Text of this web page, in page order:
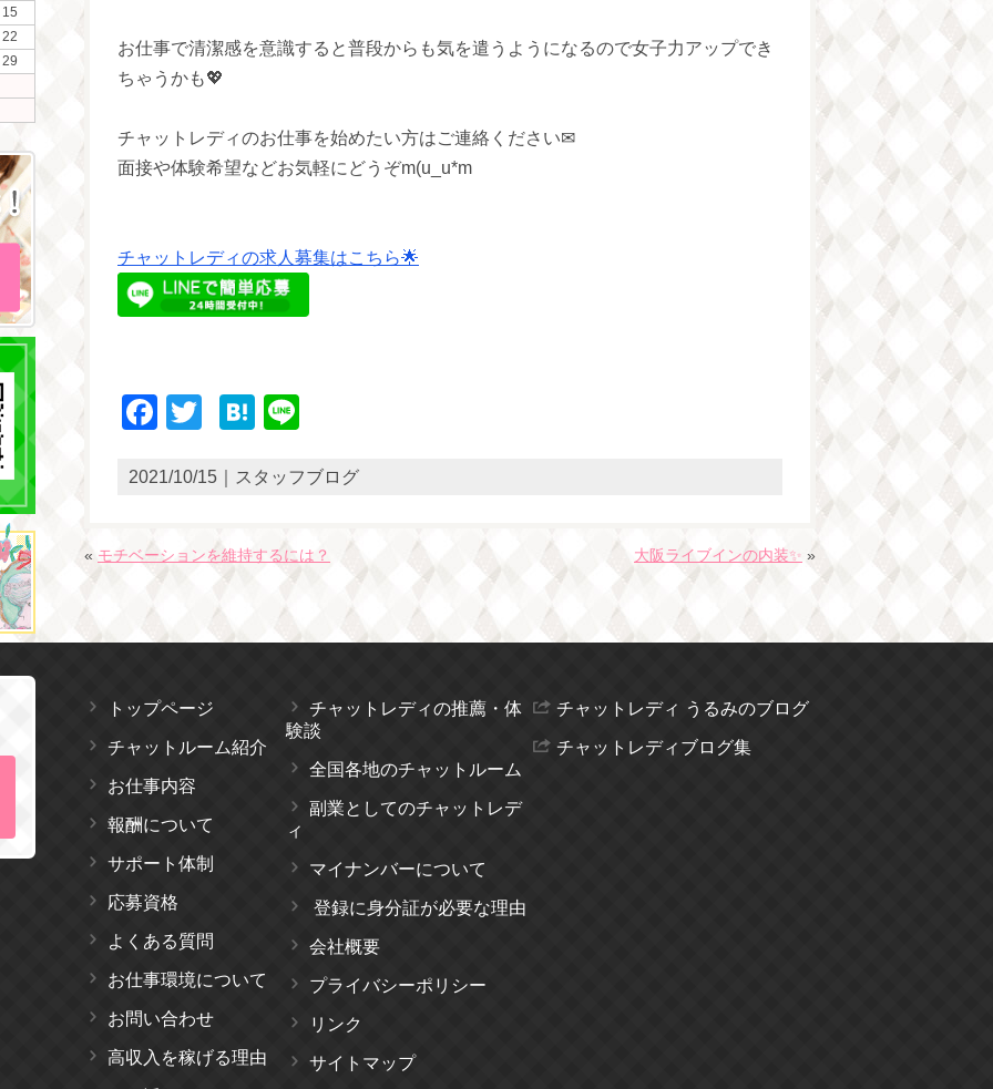
お仕事で清潔感を意識すると普段からも気を遣うようになるので女子力アップでき
ちゃうかも💖
チャットレディのお仕事を始めたい方はご連絡ください✉
面接や体験希望などお気軽にどうぞm(u_u*m
チャットレディの求人募集はこちら🌟
Facebook
TwitterHatena
2021/10/15｜スタッフブログ
« モチベーションを維持するには？ 大阪ライブインの内装✨ »
15
22
29
トップページ
チャットルーム紹介
お仕事内容
報酬について
サポート体制
応募資格
よくある質問
お仕事環境について
お問い合わせ
高収入を稼げる理由
チャットレディの推薦・体
験談
全国各地のチャットルーム
副業としてのチャットレデ
ィ
マイナンバーについて
登録に身分証が必要な理由
会社概要
プライバシーポリシー
リンク
サイトマップ
チャットレディ うるみのブログ
チャットレディブログ集